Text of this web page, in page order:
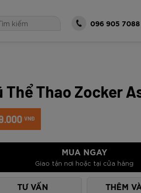
096 905 7088
Thể Thao Zocker
VNĐ
MUA NGAY
Giao tận nơi hoặc tại cửa hàng
TƯ VẤN THÊM